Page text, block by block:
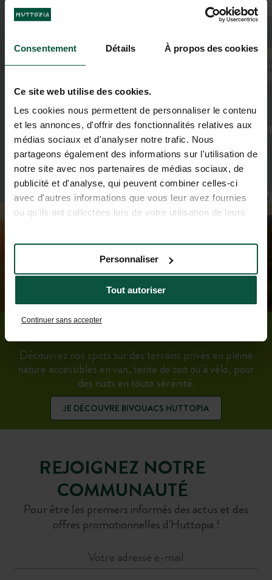
Consentement Détails À propos des cookies
Ce site web utilise des cookies.
Les cookies nous permettent de personnaliser le contenu
et les annonces, d'offrir des fonctionnalités relatives aux
médias sociaux et d'analyser notre trafic. Nous
partageons également des informations sur l'utilisation de
notre site avec nos partenaires de médias sociaux, de
publicité et d'analyse, qui peuvent combiner celles-ci
avec d'autres informations que vous leur avez fournies
ou qu'ils ont collectées lors de votre utilisation de leurs
Tout autoriser
Personnaliser
Continuer sans accepter
2
Leaflet| ©OpenStreetMapcontributors
ENVIE D’UN ROAD TRIP ?
Découvrez nos spots sur des terrains privés en pleine
nature accessibles en van, tente de toit ou à vélo, pour
des nuits en toute sérénité.
JE DÉCOUVRE BIVOUACS HUTTOPIA
REJOIGNEZ NOTRE
COMMUNAUTÉ
Pour être les premiers informés des actus et des
offres promotionnelles d'Huttopia !